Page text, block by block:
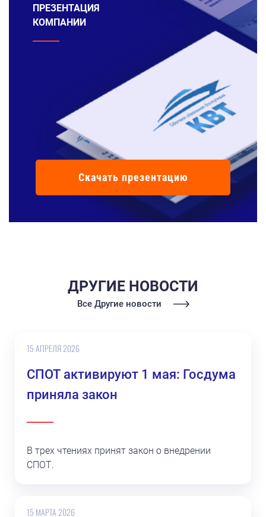
ПРЕЗЕНТАЦИЯ
КОМПАНИИ
Скачать презентацию
ДРУГИЕ НОВОСТИ
Все Другие новости
15 АПРЕЛЯ 2026
СПОТ активируют 1 мая: Госдума
приняла закон
В трех чтениях принят закон о внедрении
СПОТ.
15 МАРТА 2026